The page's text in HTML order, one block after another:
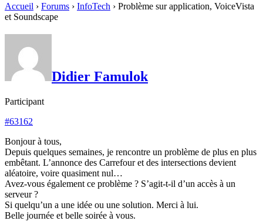
Accueil › Forums › InfoTech › Problème sur application, VoiceVista
et Soundscape
Didier Famulok
Participant
#63162
Bonjour à tous,
Depuis quelques semaines, je rencontre un problème de plus en plus
embêtant. L’annonce des Carrefour et des intersections devient
aléatoire, voire quasiment nul…
Avez-vous également ce problème ? S’agit-t-il d’un accès à un
serveur ?
Si quelqu’un a une idée ou une solution. Merci à lui.
Belle journée et belle soirée à vous.